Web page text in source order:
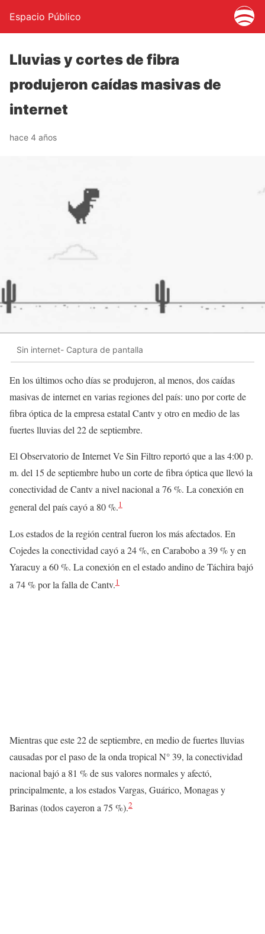
Espacio Público
Lluvias y cortes de fibra
produjeron caídas masivas de
internet
hace 4 años
Sin internet- Captura de pantalla
En los últimos ocho días se produjeron, al menos, dos caídas
masivas de internet en varias regiones del país: uno por corte de
fibra óptica de la empresa estatal Cantv y otro en medio de las
fuertes lluvias del 22 de septiembre.
El Observatorio de Internet Ve Sin Filtro reportó que a las 4:00 p.
m. del 15 de septiembre hubo un corte de fibra óptica que llevó la
conectividad de Cantv a nivel nacional a 76 %. La conexión en
general del país cayó a 80 %.1
Los estados de la región central fueron los más afectados. En
Cojedes la conectividad cayó a 24 %, en Carabobo a 39 % y en
Yaracuy a 60 %. La conexión en el estado andino de Táchira bajó
a 74 % por la falla de Cantv.1
Mientras que este 22 de septiembre, en medio de fuertes lluvias
causadas por el paso de la onda tropical N° 39, la conectividad
nacional bajó a 81 % de sus valores normales y afectó,
principalmente, a los estados Vargas, Guárico, Monagas y
Barinas (todos cayeron a 75 %).2